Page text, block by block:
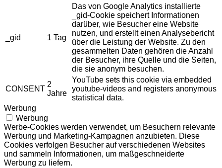
_gid 1 Tag
Das von Google Analytics installierte
_gid-Cookie speichert Informationen
darüber, wie Besucher eine Website
nutzen, und erstellt einen Analysebericht
über die Leistung der Website. Zu den
gesammelten Daten gehören die Anzahl
der Besucher, ihre Quelle und die Seiten,
die sie anonym besuchen.
CONSENT
2
Jahre
YouTube sets this cookie via embedded
youtube-videos and registers anonymous
statistical data.
Werbung
Werbung
Werbe-Cookies werden verwendet, um Besuchern relevante
Werbung und Marketing-Kampagnen anzubieten. Diese
Cookies verfolgen Besucher auf verschiedenen Websites
und sammeln Informationen, um maßgeschneiderte
Werbung zu liefern.